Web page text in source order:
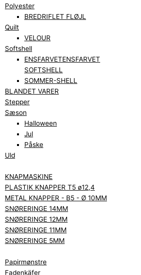
Polyester
BREDRIFLET FLØJL
Quilt
VELOUR
Softshell
ENSFARVETENSFARVET
SOFTSHELL
SOMMER-SHELL
BLANDET VARER
Stepper
Sæson
Halloween
Jul
Påske
Uld
KNAPMASKINE
PLASTIK KNAPPER T5 ø12,4
METAL KNAPPER - B5 - Ø 10MM
SNØRERINGE 14MM
SNØRERINGE 12MM
SNØRERINGE 11MM
SNØRERINGE 5MM
Papirmønstre
Fadenkäfer